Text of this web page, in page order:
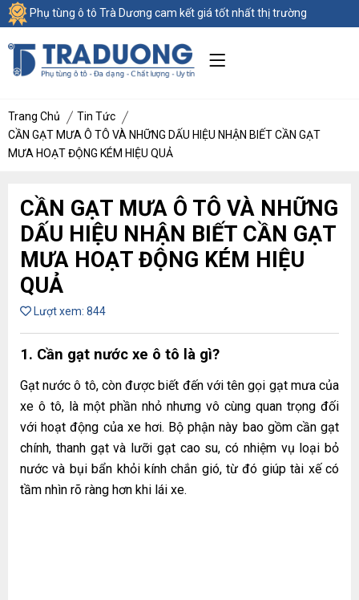
Phụ tùng ô tô Trà Dương cam kết giá tốt nhất thị trường
Trang Chủ
Tin Tức
CẦN GẠT MƯA Ô TÔ VÀ NHỮNG DẤU HIỆU NHẬN BIẾT CẦN GẠT
MƯA HOẠT ĐỘNG KÉM HIỆU QUẢ
CẦN GẠT MƯA Ô TÔ VÀ NHỮNG
DẤU HIỆU NHẬN BIẾT CẦN GẠT
MƯA HOẠT ĐỘNG KÉM HIỆU
QUẢ
Lượt xem: 844
1. Cần gạt nước xe ô tô là gì?
Gạt nước ô tô, còn được biết đến với tên gọi gạt mưa của
xe ô tô, là một phần nhỏ nhưng vô cùng quan trọng đối
với hoạt động của xe hơi. Bộ phận này bao gồm cần gạt
chính, thanh gạt và lưỡi gạt cao su, có nhiệm vụ loại bỏ
nước và bụi bẩn khỏi kính chắn gió, từ đó giúp tài xế có
tầm nhìn rõ ràng hơn khi lái xe.